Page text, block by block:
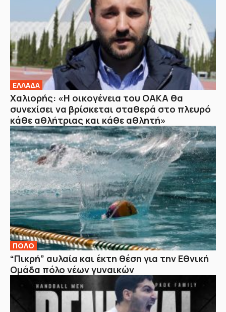
ΕΛΛΑΔΑ
Χαλιορής: «Η οικογένεια του ΟΑΚΑ θα
συνεχίσει να βρίσκεται σταθερά στο πλευρό
κάθε αθλήτριας και κάθε αθλητή»
ΠΟΛΟ
“Πικρή” αυλαία και έκτη θέση για την Εθνική
Ομάδα πόλο νέων γυναικών